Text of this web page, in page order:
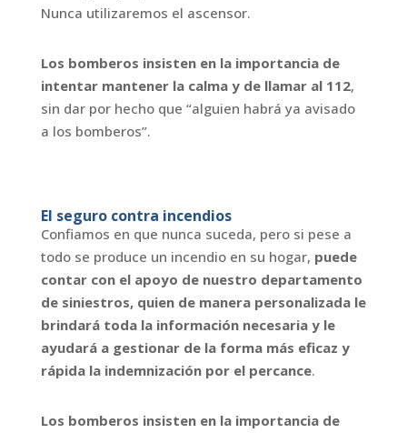
Nunca utilizaremos el ascensor.
Los bomberos insisten en la importancia de
intentar mantener la calma y de llamar al 112,
sin dar por hecho que “alguien habrá ya avisado
a los bomberos”.
El seguro contra incendios
Confiamos en que nunca suceda, pero si pese a
todo se produce un incendio en su hogar, puede
contar con el apoyo de nuestro departamento
de siniestros, quien de manera personalizada le
brindará toda la información necesaria y le
ayudará a gestionar de la forma más eficaz y
rápida la indemnización por el percance.
Los bomberos insisten en la importancia de